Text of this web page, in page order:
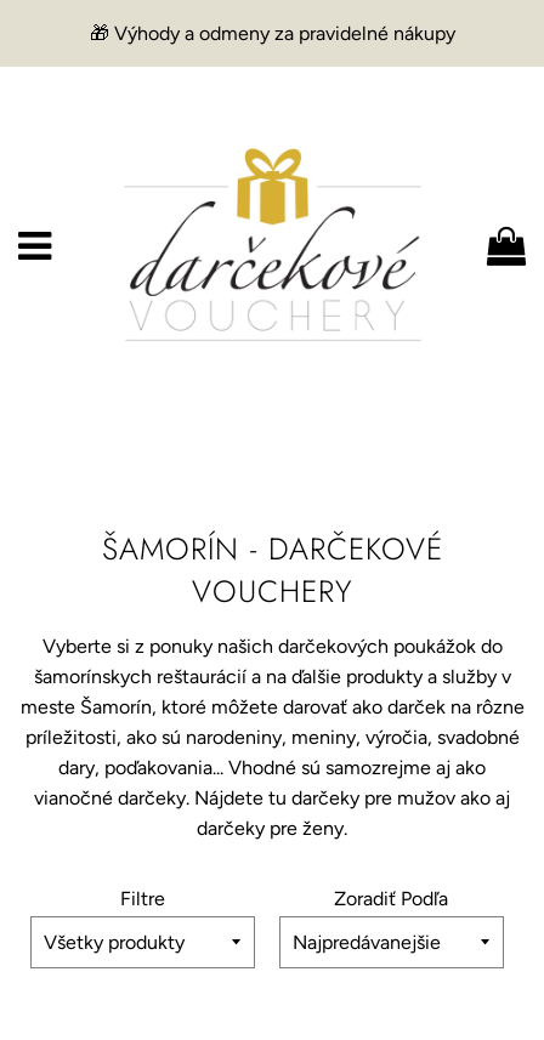
🎁 Výhody a odmeny za pravidelné nákupy
Menu
ŠAMORÍN - DARČEKOVÉ
VOUCHERY
Vyberte si z ponuky našich darčekových poukážok do
šamorínskych reštaurácií a na ďalšie produkty a služby v
meste Šamorín, ktoré môžete darovať ako darček na rôzne
príležitosti, ako sú narodeniny, meniny, výročia, svadobné
dary, poďakovania... Vhodné sú samozrejme aj ako
vianočné darčeky. Nájdete tu darčeky pre mužov ako aj
darčeky pre ženy.
Filtre Zoradiť Podľa